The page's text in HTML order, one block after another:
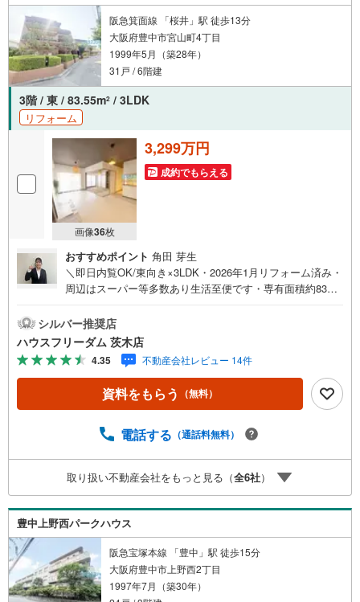
阪急箕面線 「桜井」駅 徒歩13分
大阪府豊中市宮山町4丁目
1999年5月（築28年）
31戸 / 6階建
3階 / 東 / 83.55m2 / 3LDK
リフォーム
画像36枚
3,299万円
成約でもらえる
おすすめポイント 角田 芽生
＼即日内覧OK/東向き×3LDK・2026年1月リフォーム済み・
周辺はスーパー等多数あり生活至便です・専有面積約83平
れる宅配ボックス完備！【お買い物施設】・セブンイレブ
ン豊中桜の町5丁目店:徒歩8分・食品館アプロ豊中春日店:
徒歩5分・コープミニ西緑丘:徒歩15分・スギ薬局豊中春日
店:徒歩7分・ニトリ箕面店:徒歩17分【教育施設】・春日荘
聖マリア幼稚園:徒歩8分・豊中市立桜井谷小学校:徒歩11
分・豊中市立第二中学校:徒歩10分【その他施設】・市立豊
現地見学のご予約、物件詳細はお気軽にお問合せください
ス・授乳室（エアコン・空気清浄機設置）がございます（1
9時以降も問合せ対応）≫*≪*≫*≪*≫*≪*≫*≪*≫*≪*≫*
≪*≫*≪
シルバー推奨店
ハウスフリーダム 茨木店
4.35 不動産会社レビュー 14件
資料をもらう （無料）
電話する （通話料無料）
取り扱い不動産会社をもっと見る（全6社）
豊中上野西パークハウス
阪急宝塚本線 「豊中」駅 徒歩15分
大阪府豊中市上野西2丁目
1997年7月（築30年）